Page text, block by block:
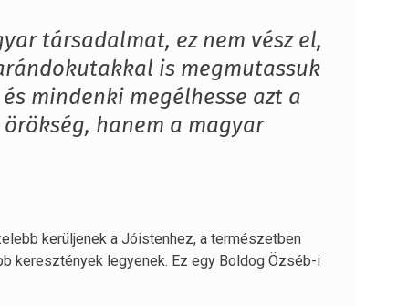
társadalmat, ez nem vész el,
is megmutassuk
mindenki megélhesse azt a
hanem a magyar
kerüljenek a Jóistenhez, a természetben
keresztények legyenek. Ez egy Boldog Özséb-i